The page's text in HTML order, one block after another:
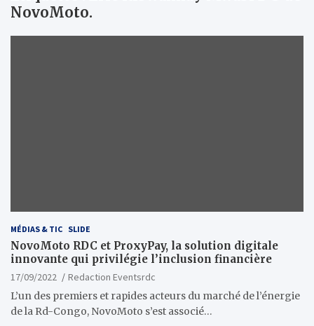
NovoMoto.
MÉDIAS & TIC SLIDE
NovoMoto RDC et ProxyPay, la solution digitale
innovante qui privilégie l’inclusion financière
17/09/2022
Redaction Eventsrdc
L’un des premiers et rapides acteurs du marché de l’énergie
de la Rd-Congo, NovoMoto s’est associé…